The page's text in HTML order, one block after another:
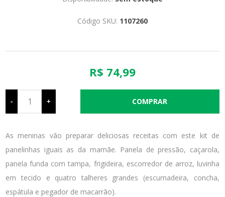
Código SKU: 1107260
R$ 74,99
- +
As meninas vão preparar deliciosas receitas com este kit de
panelinhas iguais as da mamãe. Panela de pressão, caçarola,
panela funda com tampa, frigideira, escorredor de arroz, luvinha
em tecido e quatro talheres grandes (escumadeira, concha,
espátula e pegador de macarrão).